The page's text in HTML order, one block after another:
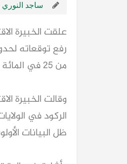
ساجد النوري
علقت الخبيرة
من 25 في المائة سابقاً، مشيراً إلى تخفيف الضغوط على سوق العمل.
وقالت الخبيرة
الركود في
ظل البيانات